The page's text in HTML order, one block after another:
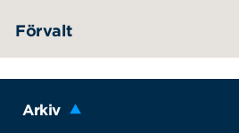
Förvalt
Arkiv